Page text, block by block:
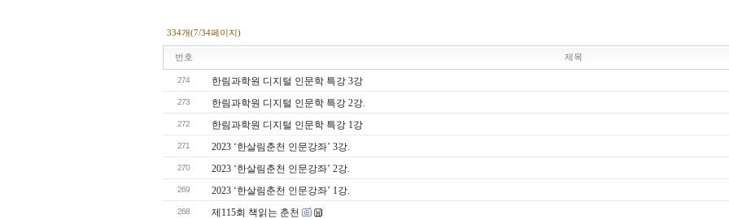
334개(7/34페이지)
번호 제목
274 한림과학원 디지털 인문학 특강 3강
273 한림과학원 디지털 인문학 특강 2강.
272 한림과학원 디지털 인문학 특강 1강
271 2023 ‘한살림춘천 인문강좌’ 3강.
270 2023 ‘한살림춘천 인문강좌’ 2강.
269 2023 ‘한살림춘천 인문강좌’ 1강.
268 제115회 책읽는 춘천